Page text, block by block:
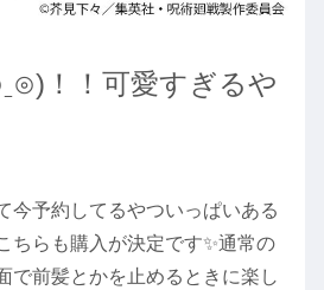
！！可愛すぎるや
今予約してるやついっぱいある
ちらも購入が決定です✨通常の
で前髪とかを止めるときに楽し